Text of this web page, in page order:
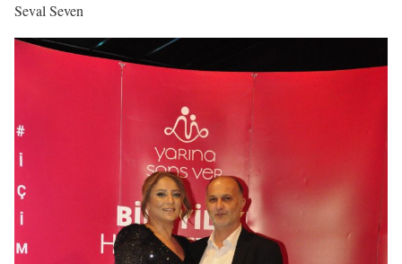
Seval Seven